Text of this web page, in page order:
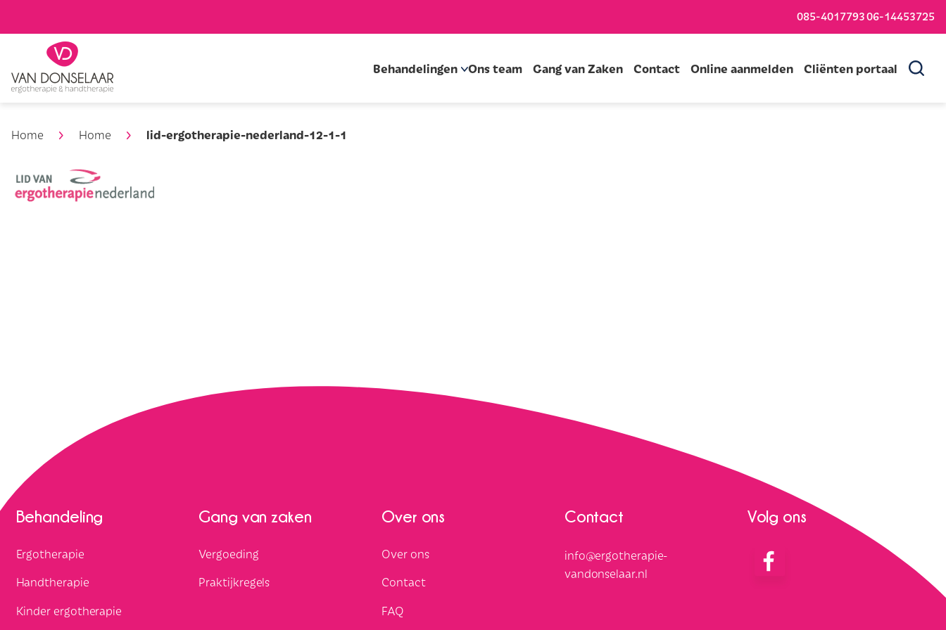
085-401779306-14453725
Behandelingen Ons team Gang van Zaken Contact Online aanmelden Cliënten portaal
Home Home lid-ergotherapie-nederland-12-1-1
Behandeling
Ergotherapie
Handtherapie
Kinder ergotherapie
Gang van zaken
Vergoeding
Praktijkregels
Over ons
Over ons
Contact
FAQ
Contact
info@ergotherapie-
vandonselaar.nl
Volg ons